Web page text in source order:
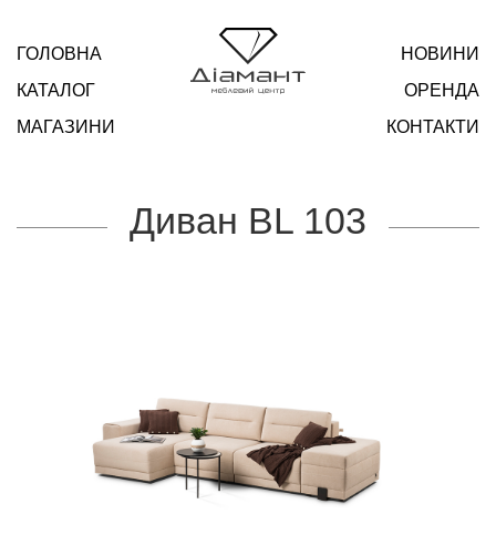
ГОЛОВНА
КАТАЛОГ
МАГАЗИНИ
НОВИНИ
ОРЕНДА
КОНТАКТИ
Диван BL 103